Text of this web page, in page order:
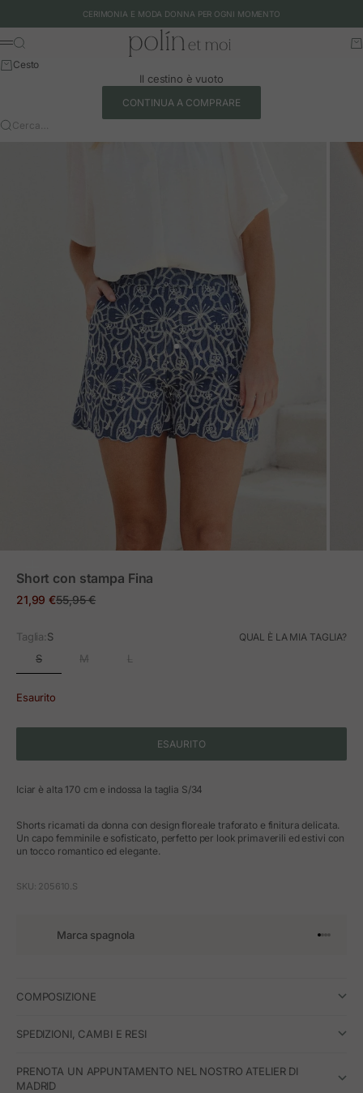
CERIMONIA E MODA DONNA PER OGNI MOMENTO
Polín et moi - EU
Menu
Cerca
Cesto
Il cestino è vuoto
CONTINUA A COMPRARE
Cerca…
Vai all'articolo 1
Vai all'articolo 2
Vai all'articolo 3
Short con stampa Fina
Prezzo in offerta
21,99 €Prezzo normale
55,95 €
Taglia:S QUAL È LA MIA TAGLIA?
S M L
Esaurito
ESAURITO
Iciar è alta 170 cm e indossa la taglia S/34
Shorts ricamati da donna con design floreale traforato e finitura delicata.
Un capo femminile e sofisticato, perfetto per look primaverili ed estivi con
un tocco romantico ed elegante.
SKU: 205610.S
Marca spagnola Vai
Vai
Vai
Vai
COMPOSIZIONE
SPEDIZIONI, CAMBI E RESI
PRENOTA UN APPUNTAMENTO NEL NOSTRO ATELIER DI
MADRID